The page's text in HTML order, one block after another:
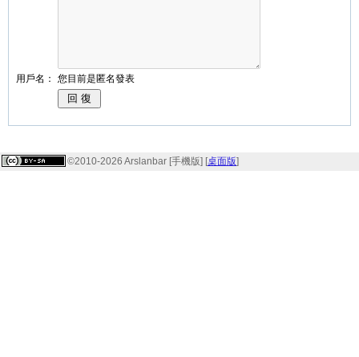
用戶名： 您目前是匿名發表
©2010-2026 Arslanbar [手機版] [桌面版]